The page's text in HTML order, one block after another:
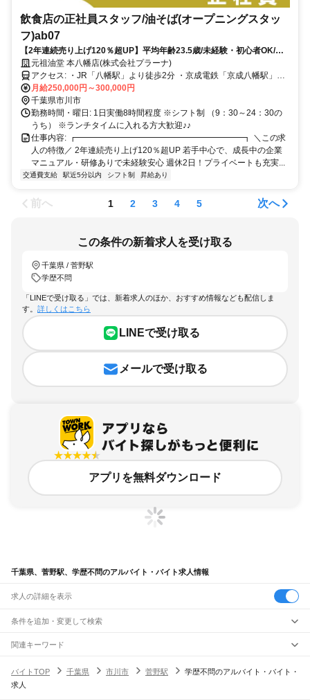
飲食店の正社員スタッフ/油そば(オープニングスタッ
フ)ab07
【2年連続売り上げ120％超UP】平均年齢23.5歳/未経験・初心者OK/他
業界の方も多数活躍中
元祖油堂 本八幡店(株式会社プラーナ)
アクセス: ・JR「八幡駅」より徒歩2分 ・京成電鉄「京成八幡駅」よ
り徒歩3分 ・駅チカ！
月給250,000円～300,000円
千葉県市川市
勤務時間・曜日: 1日実働8時間程度 ※シフト制 （9：30～24：30の
うち） ※ランチタイムに入れる方大歓迎♪♪
仕事内容: ┏━━━━━━━━━━━━━━━━━━━━┓ ＼この求
人の特徴／ 2年連続売り上げ120％超UP 若手中心で、成長中の企業
マニュアル・研修ありで未経験安心 週休2日！プライベートも充実...
交通費支給 駅近5分以内 シフト制 昇給あり
前へ 1 2 3 4 5 次へ
この条件の新着求人を受け取る
千葉県 / 菅野駅
学歴不問
「LINEで受け取る」では、新着求人のほか、おすすめ情報なども配信しま
す。 詳しくはこちら
LINEで受け取る
メールで受け取る
アプリを無料ダウンロード
千葉県、菅野駅、学歴不問のアルバイト・バイト求人情報
求人の詳細を表示
条件を追加・変更して検索
市区町村を追加・変更
千葉県すべて
駅を追加・変更
職種を追加・変更
関連キーワード
バイトTOP
千葉県 市川市 菅野駅
学歴不問のアルバイト・バイト・
求人